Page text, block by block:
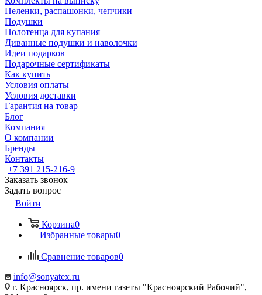
Пеленки, распашонки, чепчики
Подушки
Полотенца для купания
Диванные подушки и наволочки
Идеи подарков
Подарочные сертификаты
Как купить
Условия оплаты
Условия доставки
Гарантия на товар
Блог
Компания
О компании
Бренды
Контакты
+7 391 215-216-9
Заказать звонок
Задать вопрос
Войти
Корзина0
Избранные товары0
Сравнение товаров0
info@sonyatex.ru
г. Красноярск, пр. имени газеты "Красноярский Рабочий",